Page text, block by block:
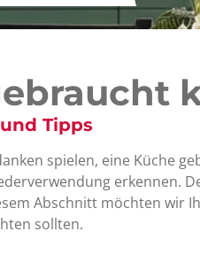
Tipps
spielen, eine Küche
erkennen.
Abschnitt möchten wir
sollten.